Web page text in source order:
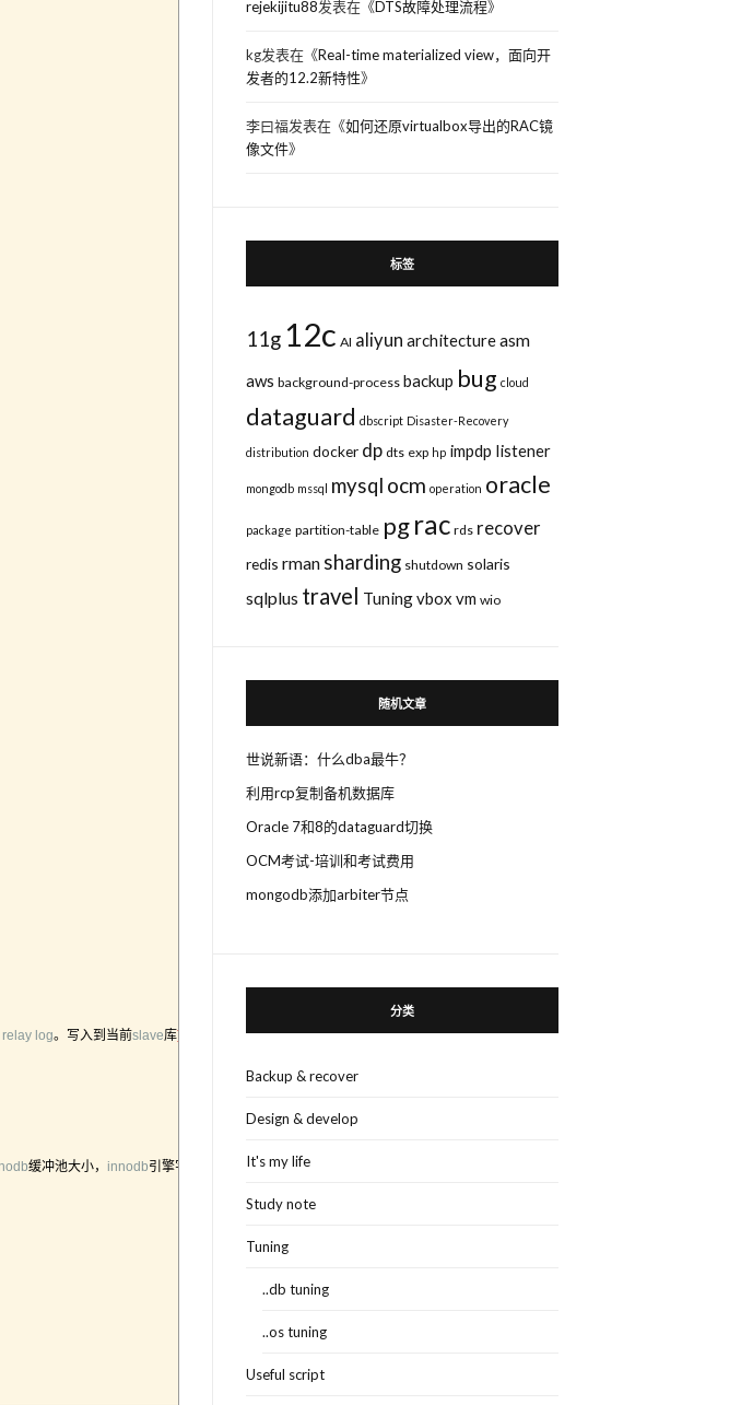
relay log。写入到当前slave库)
缓冲池大小， innodb引擎字典缓冲，查询缓冲大小，设置表缓冲，慢查询时间，慢查询日志，超时设置参数
rejekijitu88发表在《DTS故障处理流程》
kg发表在《Real-time materialized view，面向开
发者的12.2新特性》
李曰福发表在《如何还原virtualbox导出的RAC镜
像文件》
标签
11g 12c AI aliyun architectureasm
aws background-process backup bug cloud
dataguard dbscript Disaster-Recovery
distribution docker dp dts exp hp impdp listener
mongodb mssql mysql ocm operation oracle
package partition-table pgrac rds recover
redis rman sharding shutdown solaris
sqlplus travel Tuningvbox vm wio
随机文章
世说新语：什么dba最牛？
利用rcp复制备机数据库
Oracle 7和8的dataguard切换
OCM考试-培训和考试费用
mongodb添加arbiter节点
分类
Backup & recover
Design & develop
It's my life
Study note
Tuning
..db tuning
..os tuning
Useful script